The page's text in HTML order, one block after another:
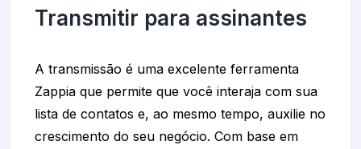
Transmitir para assinantes
A transmissão é uma excelente ferramenta
Zappia que permite que você interaja com sua
lista de contatos e, ao mesmo tempo, auxilie no
crescimento do seu negócio. Com base em